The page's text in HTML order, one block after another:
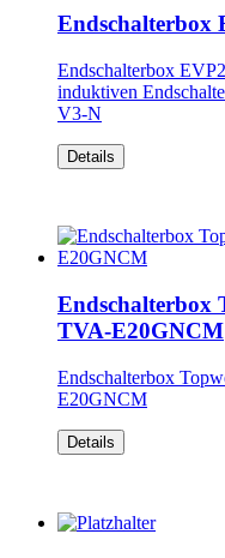
Endschalterbox
Endschalterbox
induktiven
V3-N
Details
Endschalterbox
TVA-E20GNCM
Endschalterbox
E20GNCM
Details